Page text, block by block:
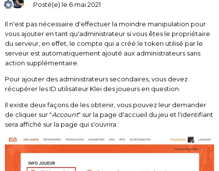
Posté(e) le 6 mai 2021
Il n'est pas nécessaire d'effectuer la moindre manipulation pour
vous ajouter en tant qu'administrateur si vous êtes le propriétaire
du serveur, en effet, le compte qui a créé le token utilisé par le
serveur est automatiquement ajouté aux administrateurs sans
action supplémentaire.
Pour ajouter des administrateurs secondaires, vous devez
récupérer les ID utilisateur Klei des joueurs en question.
Il existe deux façons de les obtenir, vous pouvez leur demander
de cliquer sur "Account" sur la page d'accueil du jeu et l'identifiant
sera affiché sur la page qui s'ouvrira :